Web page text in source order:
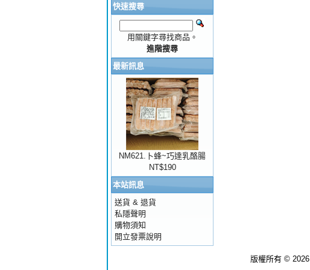
快速搜尋
用關鍵字尋找商品。
進階搜尋
最新訊息
NM621.卜蜂~巧達乳酪腸
NT$190
本站訊息
送貨 & 退貨
私隱聲明
購物須知
開立發票說明
版權所有 © 2026